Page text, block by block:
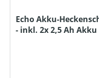
Echo Akku-
- inkl. 2x 2,5 Ah